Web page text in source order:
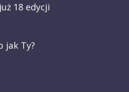
18 edycji
jak Ty?